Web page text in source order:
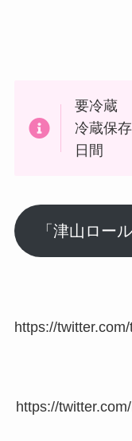
要冷蔵
冷蔵保
日間
「津山ロー
https://
https://